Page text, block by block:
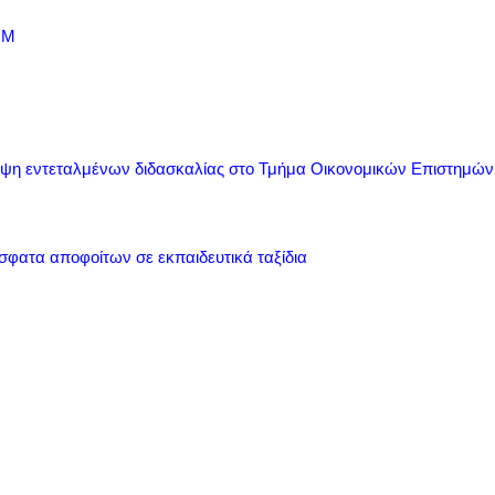
εντεταλμένων διδασκαλίας στο Τμήμα Οικονομικών
αποφοίτων σε εκπαιδευτικά ταξίδια